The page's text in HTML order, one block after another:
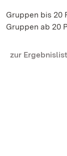
Gruppen bis 20
Gruppen ab 20
zur